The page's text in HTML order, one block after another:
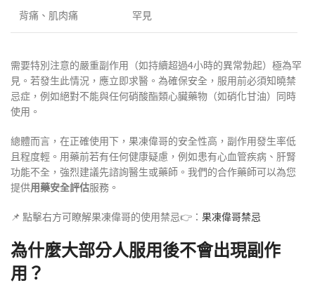
背痛、肌肉痛 罕見
需要特別注意的嚴重副作用（如持續超過4小時的異常勃起）極為罕
見。若發生此情況，應立即求醫。為確保安全，服用前必須知曉禁
忌症，例如絕對不能與任何硝酸酯類心臟藥物（如硝化甘油）同時
使用。
總體而言，在正確使用下，果凍偉哥的安全性高，副作用發生率低
且程度輕。用藥前若有任何健康疑慮，例如患有心血管疾病、肝腎
功能不全，強烈建議先諮詢醫生或藥師。我們的合作藥師可以為您
提供用藥安全評估服務。
📌 點擊右方可瞭解果凍偉哥的使用禁忌👉： 果凍偉哥禁忌
為什麼大部分人服用後不會出現副作
用？